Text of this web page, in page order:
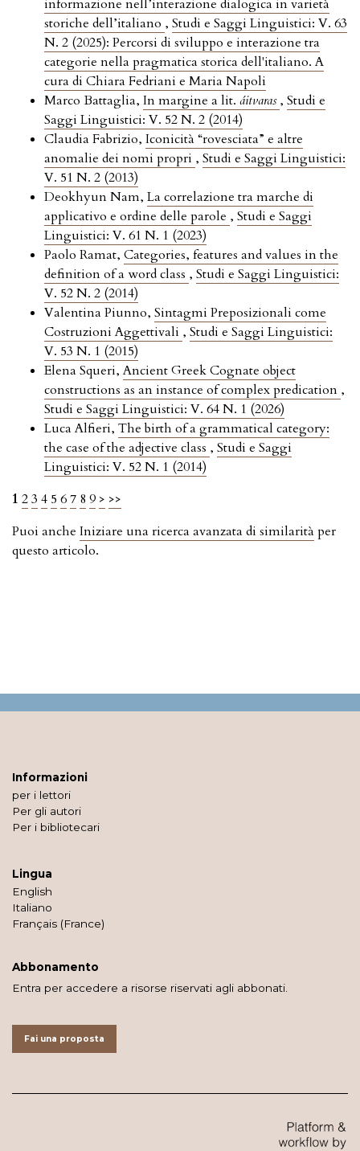
informazione nell’interazione dialogica in varietà
storiche dell’italiano , Studi e Saggi Linguistici: V. 63
N. 2 (2025): Percorsi di sviluppo e interazione tra
categorie nella pragmatica storica dell'italiano. A
cura di Chiara Fedriani e Maria Napoli
Marco Battaglia, In margine a lit. áitvaras , Studi e
Saggi Linguistici: V. 52 N. 2 (2014)
Claudia Fabrizio, Iconicità “rovesciata” e altre
anomalie dei nomi propri , Studi e Saggi Linguistici:
V. 51 N. 2 (2013)
Deokhyun Nam, La correlazione tra marche di
applicativo e ordine delle parole , Studi e Saggi
Linguistici: V. 61 N. 1 (2023)
Paolo Ramat, Categories, features and values in the
definition of a word class , Studi e Saggi Linguistici:
V. 52 N. 2 (2014)
Valentina Piunno, Sintagmi Preposizionali come
Costruzioni Aggettivali , Studi e Saggi Linguistici:
V. 53 N. 1 (2015)
Elena Squeri,Ancient Greek Cognate object
constructions as an instance of complex predication ,
Studi e Saggi Linguistici: V. 64 N. 1 (2026)
Luca Alfieri, The birth of a grammatical category:
the case of the adjective class , Studi e Saggi
Linguistici: V. 52 N. 1 (2014)
1 23 4 5 67 8 9 > >>
Puoi anche Iniziare una ricerca avanzata di similarità per
questo articolo.
Informazioni
per i lettori
Per gli autori
Per i bibliotecari
Lingua
English
Italiano
Français (France)
Abbonamento
Entra per accedere a risorse riservati agli abbonati.
Fai una proposta